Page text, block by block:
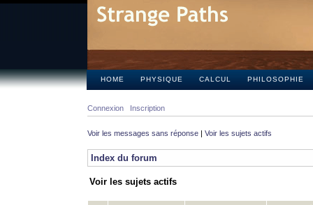
HOME PHYSIQUE CALCUL PHILOSOPHIE
Connexion Inscription
Voir les messages sans réponse | Voir les sujets actifs
Index du forum
Voir les sujets actifs